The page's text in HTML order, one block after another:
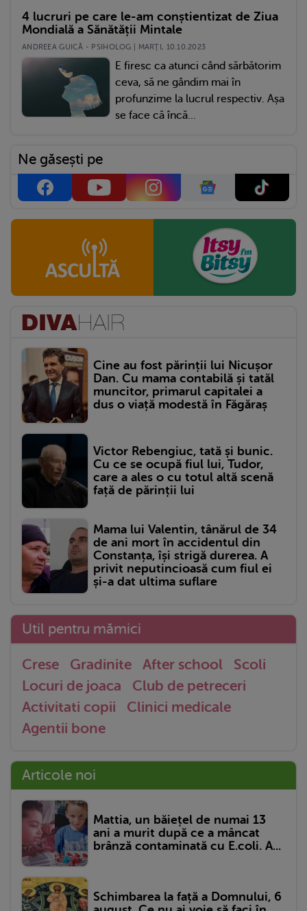
4 lucruri pe care le-am conștientizat de Ziua
Mondială a Sănătății Mintale
ANDREEA GUICĂ - PSIHOLOG | MARŢI, 10.10.2023
E firesc ca atunci când sărbătorim
ceva, să ne gândim mai în
profunzime la lucrul respectiv. Așa
se face că încă...
Ne găsești pe
Cine au fost părinții lui Nicușor
Dan. Cu mama contabilă și tatăl
muncitor, primarul capitalei a
dus o viață modestă în Făgăraș
Victor Rebengiuc, tată și bunic.
Cu ce se ocupă fiul lui, Tudor,
care a ales o cu totul altă scenă
față de părinții lui
Mama lui Valentin, tânărul de 34
de ani mort în accidentul din
Constanța, își strigă durerea. A
privit neputincioasă cum fiul ei
și-a dat ultima suflare
Util pentru mămici
Crese Gradinite After school
Scoli
Locuri de joaca
Club de petreceri
Activitati copii
Clinici medicale
Agentii bone
Articole noi
Mattia, un băiețel de numai 13
ani a murit după ce a mâncat
brânză contaminată cu E.coli. A...
Schimbarea la față a Domnului, 6